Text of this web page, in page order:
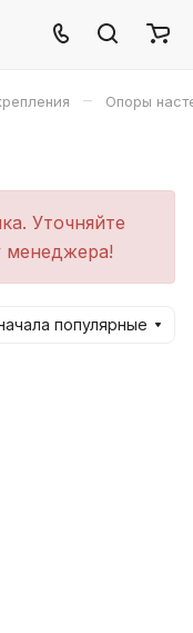
– Опоры
Уточняйте
менеджера!
популярные